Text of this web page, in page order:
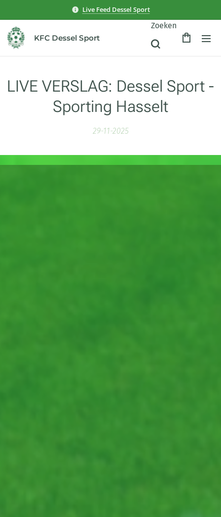
Live Feed Dessel Sport
KFC Dessel Sport
Zoeken
LIVE VERSLAG: Dessel Sport -
Sporting Hasselt
29-11-2025